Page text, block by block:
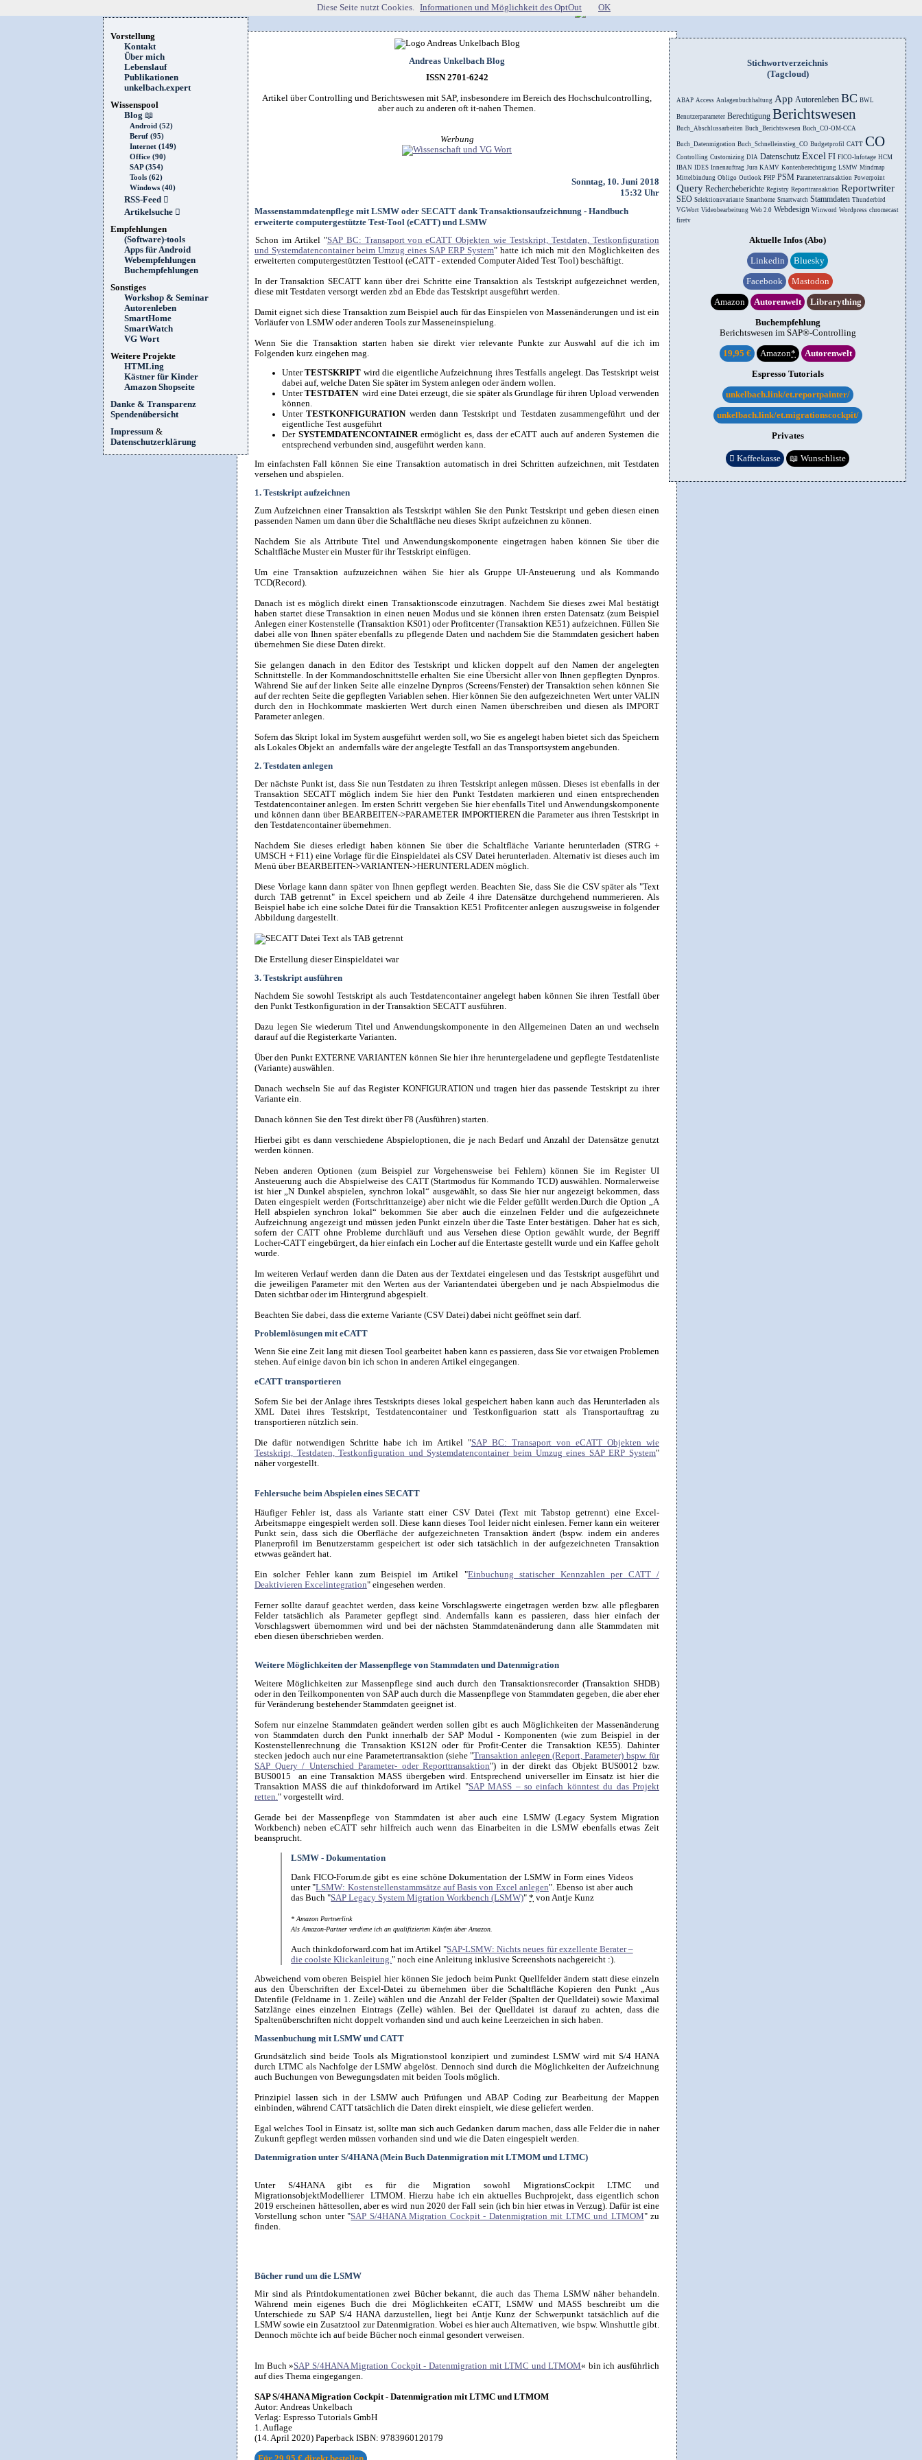
Vorstellung
Kontakt
Über mich
Lebenslauf
Publikationen
unkelbach.expert
Wissenspool
Blog 📖
Android (52)
Beruf (95)
Internet (149)
Office (90)
SAP (354)
Tools (62)
Windows (40)
RSS-Feed 
Artikelsuche 
Empfehlungen
(Software)-tools
Apps für Android
Webempfehlungen
Buchempfehlungen
Sonstiges
Workshop & Seminar
Autorenleben
SmartHome
SmartWatch
VG Wort
Weitere Projekte
HTMLing
Kästner für Kinder
Amazon Shopseite
Danke & Transparenz
Spendenübersicht
Impressum &
Datenschutzerklärung
Andreas Unkelbach Blog
ISSN 2701-6242
Artikel über Controlling und Berichtswesen mit SAP, insbesondere im Bereich des Hochschulcontrolling,
aber auch zu anderen oft it-nahen Themen.
Werbung
Sonntag, 10. Juni 2018
15:32 Uhr
Massenstammdatenpflege mit LSMW oder SECATT dank Transaktionsaufzeichnung - Handbuch
erweiterte computergestützte Test-Tool (eCATT) und LSMW
Schon im Artikel "SAP BC: Transaport von eCATT Objekten wie Testskript, Testdaten, Testkonfiguration
und Systemdatencontainer beim Umzug eines SAP ERP System" hatte ich mich mit den Möglichkeiten des
erweiterten computergestützten Testtool (eCATT - extended Computer Aided Test Tool) beschäftigt.
In der Transaktion SECATT kann über drei Schritte eine Transaktion als Testskript aufgezeichnet werden,
diese mit Testdaten versorgt werden zbd an Ebde das Testskript ausgeführt werden.
Damit eignet sich diese Transaktion zum Beispiel auch für das Einspielen von Massenänderungen und ist ein
Vorläufer von LSMW oder anderen Tools zur Masseneinspielung.
Wenn Sie die Transaktion starten haben sie direkt vier relevante Punkte zur Auswahl auf die ich im
Folgenden kurz eingehen mag.
UnterTESTSKRIPT wird die eigentliche Aufzeichnung ihres Testfalls angelegt. Das Testskript weist
dabei auf, welche Daten Sie später im System anlegen oder ändern wollen.
UnterTESTDATEN wird eine Datei erzeugt, die sie später als Grundlage für ihren Upload verwenden
können.
UnterTESTKONFIGURATION werden dann Testskript und Testdaten zusammengeführt und der
eigentliche Test ausgeführt
Der SYSTEMDATENCONTAINERermöglicht es, dass der eCATT auch auf anderen Systemen die
entsprechend verbunden sind, ausgeführt werden kann.
Im einfachsten Fall können Sie eine Transaktion automatisch in drei Schritten aufzeichnen, mit Testdaten
versehen und abspielen.
1. Testskript aufzeichnen
Zum Aufzeichnen einer Transaktion als Testskript wählen Sie den Punkt Testskript und geben diesen einen
passenden Namen um dann über die Schaltfläche neu dieses Skript aufzeichnen zu können.
Nachdem Sie als Attribute Titel und Anwendungskomponente eingetragen haben können Sie über die
Schaltfläche Muster ein Muster für ihr Testskript einfügen.
Um eine Transaktion aufzuzeichnen wähen Sie hier als Gruppe UI-Ansteuerung und als Kommando
TCD(Record).
Danach ist es möglich direkt einen Transaktionscode einzutragen. Nachdem Sie dieses zwei Mal bestätigt
haben startet diese Transaktion in einen neuen Modus und sie können ihren ersten Datensatz (zum Beispiel
Anlegen einer Kostenstelle (Transaktion KS01) oder Profitcenter (Transaktion KE51) aufzeichnen. Füllen Sie
dabei alle von Ihnen später ebenfalls zu pflegende Daten und nachdem Sie die Stammdaten gesichert haben
übernehmen Sie diese Daten direkt.
Sie gelangen danach in den Editor des Testskript und klicken doppelt auf den Namen der angelegten
Schnittstelle. In der Kommandoschnittstelle erhalten Sie eine Übersicht aller von Ihnen gepflegten Dynpros.
Während Sie auf der linken Seite alle einzelne Dynpros (Screens/Fenster) der Transaktion sehen können Sie
auf der rechten Seite die gepflegten Variablen sehen. Hier können Sie den aufgezeichneten Wert unter VALIN
durch den in Hochkommate maskierten Wert durch einen Namen überschreiben und diesen als IMPORT
Parameter anlegen.
Sofern das Skript lokal im System ausgeführt werden soll, wo Sie es angelegt haben bietet sich das Speichern
als Lokales Objekt an andernfalls wäre der angelegte Testfall an das Transportsystem angebunden.
2. Testdaten anlegen
Der nächste Punkt ist, dass Sie nun Testdaten zu ihren Testskript anlegen müssen. Dieses ist ebenfalls in der
Transaktion SECATT möglich indem Sie hier den Punkt Testdaten markieren und einen entsprechenden
Testdatencontainer anlegen. Im ersten Schritt vergeben Sie hier ebenfalls Titel und Anwendungskomponente
und können dann über BEARBEITEN->PARAMETER IMPORTIEREN die Parameter aus ihren Testskript in
den Testdatencontainer übernehmen.
Nachdem Sie dieses erledigt haben können Sie über die Schaltfläche Variante herunterladen (STRG +
UMSCH + F11) eine Vorlage für die Einspieldatei als CSV Datei herunterladen. Alternativ ist dieses auch im
Menü über BEARBEITEN->VARIANTEN->HERUNTERLADEN möglich.
Diese Vorlage kann dann später von Ihnen gepflegt werden. Beachten Sie, dass Sie die CSV später als "Text
durch TAB getrennt" in Excel speichern und ab Zeile 4 ihre Datensätze durchgehend nummerieren. Als
Beispiel habe ich eine solche Datei für die Transaktion KE51 Profitcenter anlegen auszugsweise in folgender
Abbildung dargestellt.
Die Erstellung dieser Einspieldatei war
3. Testskript ausführen
Nachdem Sie sowohl Testskript als auch Testdatencontainer angelegt haben können Sie ihren Testfall über
den Punkt Testkonfiguration in der Transaktion SECATT ausführen.
Dazu legen Sie wiederum Titel und Anwendungskomponente in den Allgemeinen Daten an und wechseln
darauf auf die Registerkarte Varianten.
Über den Punkt EXTERNE VARIANTEN können Sie hier ihre heruntergeladene und gepflegte Testdatenliste
(Variante) auswählen.
Danach wechseln Sie auf das Register KONFIGURATION und tragen hier das passende Testskript zu ihrer
Variante ein.
Danach können Sie den Test direkt über F8 (Ausführen) starten.
Hierbei gibt es dann verschiedene Abspieloptionen, die je nach Bedarf und Anzahl der Datensätze genutzt
werden können.
Neben anderen Optionen (zum Beispiel zur Vorgehensweise bei Fehlern) können Sie im Register UI
Ansteuerung auch die Abspielweise des CATT (Startmodus für Kommando TCD) auswählen. Normalerweise
ist hier „N Dunkel abspielen, synchron lokal“ ausgewählt, so dass Sie hier nur angezeigt bekommen, dass
Daten eingespielt werden (Fortschrittanzeige) aber nicht wie die Felder gefüllt werden.Durch die Option „A
Hell abspielen synchron lokal“ bekommen Sie aber auch die einzelnen Felder und die aufgezeichnete
Aufzeichnung angezeigt und müssen jeden Punkt einzeln über die Taste Enter bestätigen. Daher hat es sich,
sofern der CATT ohne Probleme durchläuft und aus Versehen diese Option gewählt wurde, der Begriff
Locher-CATT eingebürgert, da hier einfach ein Locher auf die Entertaste gestellt wurde und ein Kaffee geholt
wurde.
Im weiteren Verlauf werden dann die Daten aus der Textdatei eingelesen und das Testskript ausgeführt und
die jeweiligen Parameter mit den Werten aus der Variantendatei übergeben und je nach Abspielmodus die
Daten sichtbar oder im Hintergrund abgespielt.
Beachten Sie dabei, dass die externe Variante (CSV Datei) dabei nicht geöffnet sein darf.
Problemlösungen mit eCATT
Wenn Sie eine Zeit lang mit diesen Tool gearbeitet haben kann es passieren, dass Sie vor etwaigen Problemen
stehen. Auf einige davon bin ich schon in anderen Artikel eingegangen.
eCATT transportieren
Sofern Sie bei der Anlage ihres Testskripts dieses lokal gespeichert haben kann auch das Herunterladen als
XML Datei ihres Testskript, Testdatencontainer und Testkonfiguarion statt als Transportauftrag zu
transportieren nützlich sein.
Die dafür notwendigen Schritte habe ich im Artikel "SAP BC: Transaport von eCATT Objekten wie
Testskript, Testdaten, Testkonfiguration und Systemdatencontainer beim Umzug eines SAP ERP System"
näher vorgestellt.
Fehlersuche beim Abspielen eines SECATT
Häufiger Fehler ist, dass als Variante statt einer CSV Datei (Text mit Tabstop getrennt) eine Excel-
Arbeitsmappe eingespielt werden soll. Diese kann dieses Tool leider nicht einlesen. Ferner kann ein weiterer
Punkt sein, dass sich die Oberfläche der aufgezeichneten Transaktion ändert (bspw. indem ein anderes
Planerprofil im Benutzerstamm gespeichert ist oder sich tatsächlich in der aufgezeichneten Transaktion
etwwas geändert hat.
Ein solcher Fehler kann zum Beispiel im Artikel "Einbuchung statischer Kennzahlen per CATT /
Deaktivieren Excelintegration" eingesehen werden.
Ferner sollte darauf geachtet werden, dass keine Vorschlagswerte eingetragen werden bzw. alle pflegbaren
Felder tatsächlich als Parameter gepflegt sind. Andernfalls kann es passieren, dass hier einfach der
Vorschlagswert übernommen wird und bei der nächsten Stammdatenänderung dann alle Stammdaten mit
eben diesen überschrieben werden.
Weitere Möglichkeiten der Massenpflege von Stammdaten und Datenmigration
Weitere Möglichkeiten zur Massenpflege sind auch durch den Transaktionsrecorder (Transaktion SHDB)
oder in den Teilkomponenten von SAP auch durch die Massenpflege von Stammdaten gegeben, die aber eher
für Veränderung bestehender Stammdaten geeignet ist.
Sofern nur einzelne Stammdaten geändert werden sollen gibt es auch Möglichkeiten der Massenänderung
von Stammdaten durch den Punkt innerhalb der SAP Modul - Komponenten (wie zum Beispiel in der
Kostenstellenrechnung die Transaktion KS12N oder für Profit-Center die Transaktion KE55). Dahinter
stecken jedoch auch nur eine Parametertransaktion (siehe "Transaktion anlegen (Report, Parameter) bspw. für
SAP Query / Unterschied Parameter- oder Reporttransaktion") in der direkt das Objekt BUS0012 bzw.
BUS0015 an eine Transaktion MASS übergeben wird. Entsprechend universeller im Einsatz ist hier die
Transaktion MASS die auf thinkdoforward im Artikel "SAP MASS – so einfach könntest du das Projekt
retten. " vorgestellt wird.
Gerade bei der Massenpflege von Stammdaten ist aber auch eine LSMW (Legacy System Migration
Workbench) neben eCATT sehr hilfreich auch wenn das Einarbeiten in die LSMW ebenfalls etwas Zeit
beansprucht.
LSMW - Dokumentation
Dank FICO-Forum.de gibt es eine schöne Dokumentation der LSMW in Form eines Videos
unter "LSMW: Kostenstellenstammsätze auf Basis von Excel anlegen". Ebenso ist aber auch
das Buch "SAP Legacy System Migration Workbench (LSMW)"* von Antje Kunz
* Amazon Partnerlink
Als Amazon-Partner verdiene ich an qualifizierten Käufen über Amazon.
Auch thinkdoforward.com hat im Artikel "SAP-LSMW: Nichts neues für exzellente Berater –
die coolste Klickanleitung." noch eine Anleitung inklusive Screenshots nachgereicht :).
Abweichend vom oberen Beispiel hier können Sie jedoch beim Punkt Quellfelder ändern statt diese einzeln
aus den Überschriften der Excel-Datei zu übernehmen über die Schaltfläche Kopieren den Punkt „Aus
Datenfile (Feldname in 1. Zeile) wählen und die Anzahl der Felder (Spalten der Quelldatei) sowie Maximal
Satzlänge eines einzelnen Eintrags (Zelle) wählen. Bei der Quelldatei ist darauf zu achten, dass die
Spaltenüberschriften nicht doppelt vorhanden sind und auch keine Leerzeichen in sich haben.
Massenbuchung mit LSMW und CATT
Grundsätzlich sind beide Tools als Migrationstool konzipiert und zumindest LSMW wird mit S/4 HANA
durch LTMC als Nachfolge der LSMW abgelöst. Dennoch sind durch die Möglichkeiten der Aufzeichnung
auch Buchungen von Bewegungsdaten mit beiden Tools möglich.
Prinzipiel lassen sich in der LSMW auch Prüfungen und ABAP Coding zur Bearbeitung der Mappen
einbinden, während CATT tatsächlich die Daten direkt einspielt, wie diese geliefert werden.
Egal welches Tool in Einsatz ist, sollte man sich auch Gedanken darum machen, dass alle Felder die in naher
Zukunft gepflegt werden müssen vorhanden sind und wie die Daten eingespielt werden.
Datenmigration unter S/4HANA (Mein Buch Datenmigration mit LTMOM und LTMC)
Unter S/4HANA gibt es für die Migration sowohl MigrationsCockpit LTMC und
MigrationsobjektModellierer LTMOM. Hierzu habe ich ein aktuelles Buchprojekt, dass eigentlich schon
2019 erscheinen hättesollen, aber es wird nun 2020 der Fall sein (ich bin hier etwas in Verzug). Dafür ist eine
Vorstellung schon unter "SAP S/4HANA Migration Cockpit - Datenmigration mit LTMC und LTMOM" zu
finden.
Bücher rund um die LSMW
Mir sind als Printdokumentationen zwei Bücher bekannt, die auch das Thema LSMW näher behandeln.
Während mein eigenes Buch die drei Möglichkeiten eCATT, LSMW und MASS beschreibt um die
Unterschiede zu SAP S/4 HANA darzustellen, liegt bei Antje Kunz der Schwerpunkt tatsächlich auf die
LSMW sowie ein Zusatztool zur Datenmigration. Wobei es hier auch Alternativen, wie bspw. Winshuttle gibt.
Dennoch möchte ich auf beide Bücher noch einmal gesondert verweisen.
Im Buch »SAP S/4HANA Migration Cockpit - Datenmigration mit LTMC und LTMOM« bin ich ausführlich
auf dies Thema eingegangen.
SAP S/4HANA Migration Cockpit - Datenmigration mit LTMC und LTMOM
Autor: Andreas Unkelbach
Verlag: Espresso Tutorials GmbH
1. Auflage
(14. April 2020) Paperback ISBN: 9783960120179
Stichwortverzeichnis
(Tagcloud)
ABAP Access Anlagenbuchhaltung App Autorenleben BC BWL
Benutzerparameter Berechtigung Berichtswesen
Buch_Abschlussarbeiten Buch_Berichtswesen Buch_CO-OM-CCA
Buch_Datenmigration Buch_Schnelleinstieg_CO Budgetprofil CATT CO
Controlling Customizing DIA Datenschutz Excel FI FICO-Infotage HCM
IBAN IDES Innenauftrag Jura KAMV Kontenberechtigung LSMW Mindmap
Mittelbindung Obligo Outlook PHP PSM Parametertransaktion Powerpoint
Query Rechercheberichte Registry Reporttransaktion Reportwriter
SEO Selektionsvariante Smarthome Smartwatch Stammdaten Thunderbird
VGWort Videobearbeitung Web 2.0 Webdesign Winword Wordpress chromecast
firetv
Aktuelle Infos (Abo)
Linkedin Bluesky
Facebook Mastodon
Amazon Autorenwelt Librarything
Buchempfehlung
Berichtswesen im SAP®-Controlling
19,95 € Amazon* Autorenwelt
Espresso Tutorials
unkelbach.link/et.reportpainter/
unkelbach.link/et.migrationscockpit/
Privates
 Kaffeekasse 📖 Wunschliste
Diese Seite nutzt Cookies. Informationen und Möglichkeit des OptOut OK